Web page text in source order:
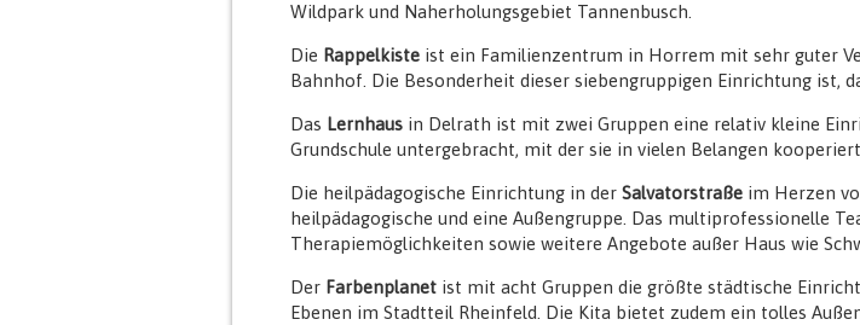
Wildpark und Naherholungsgebiet Tannenbusch.
Die Rappelkiste ist ein Familienzentrum in Horrem mit sehr guter
Bahnhof. Die Besonderheit dieser siebengruppigen Einrichtung ist,
Das Lernhaus in Delrath ist mit zwei Gruppen eine relativ kleine
Grundschule untergebracht, mit der sie in vielen Belangen
Die heilpädagogische Einrichtung in der Salvatorstraße im Herzen
heilpädagogische und eine Außengruppe. Das multiprofessionelle
Therapiemöglichkeiten sowie weitere Angebote außer Haus wie
Der Farbenplanet ist mit acht Gruppen die größte städtische
Ebenen im Stadtteil Rheinfeld. Die Kita bietet zudem ein tolles